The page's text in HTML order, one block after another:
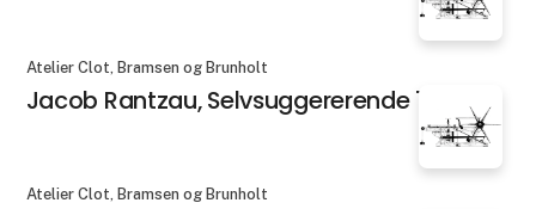
Atelier Clot, Bramsen og Brunholt
Jacob Rantzau, Selvsuggererende 1
Atelier Clot, Bramsen og Brunholt